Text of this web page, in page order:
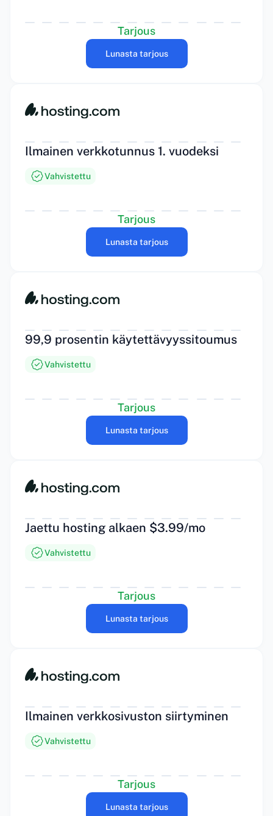
Tarjous
Lunasta tarjous
Ilmainen verkkotunnus 1. vuodeksi
Vahvistettu
Tarjous
Lunasta tarjous
99,9 prosentin käytettävyyssitoumus
Vahvistettu
Tarjous
Lunasta tarjous
Jaettu hosting alkaen $3.99/mo
Vahvistettu
Tarjous
Lunasta tarjous
Ilmainen verkkosivuston siirtyminen
Vahvistettu
Tarjous
Lunasta tarjous